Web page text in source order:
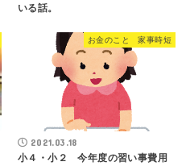
いる話。
お金のこと 家事時短
2021.03.18
小４・小２ 今年度の習い事費用